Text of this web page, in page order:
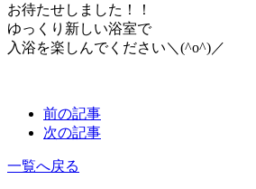
お待たせしました！！
ゆっくり新しい浴室で
入浴を楽しんでください＼(^o^)／
前の記事
次の記事
一覧へ戻る